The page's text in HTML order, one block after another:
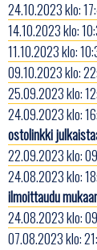
24.10.2023 klo:
14.10.2023 klo:
11.10.2023 klo:
09.10.2023 klo:
25.09.2023 klo:
24.09.2023 klo:
ostolinkki
22.09.2023 klo:
24.08.2023 klo:
ilmoittaudu
24.08.2023 klo:
07.08.2023 klo: